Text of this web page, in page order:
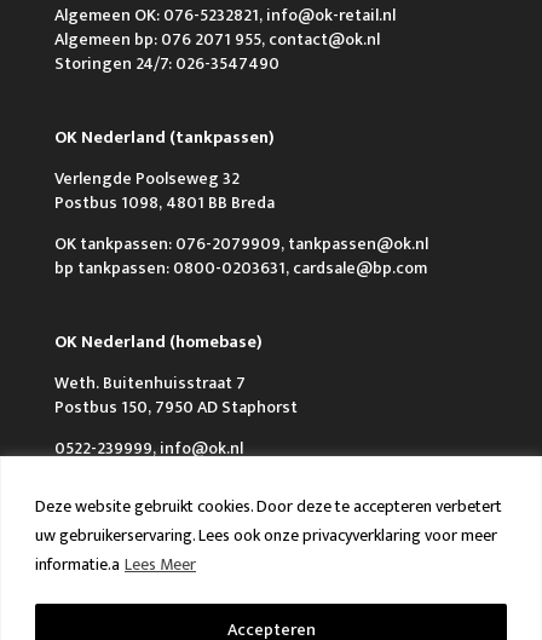
Deze website gebruikt cookies. Door deze te accepteren verbetert
uw gebruikerservaring. Lees ook onze privacyverklaring voor meer
informatie.a Lees Meer
Accepteren
Algemeen OK: 076-5232821, info@ok-retail.nl
Algemeen bp: 076 2071 955, contact@ok.nl
Storingen 24/7: 026-3547490
OK Nederland (tankpassen)
Verlengde Poolseweg 32
Postbus 1098, 4801 BB Breda
OK tankpassen: 076-2079909, tankpassen@ok.nl
bp tankpassen: 0800-0203631, cardsale@bp.com
OK Nederland (homebase)
Weth. Buitenhuisstraat 7
Postbus 150, 7950 AD Staphorst
0522-239999, info@ok.nl
Over OK Werken bij OK
Nieuws
FAQ en Contact
VCA & ISO